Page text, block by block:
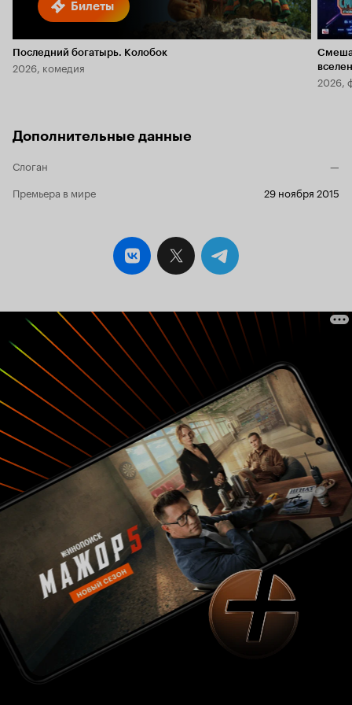
Билеты
Последний богатырь. Колобок
2026, комедия
2026,
Дополнительные данные
Слоган
—
Премьера в мире
29 ноября 2015